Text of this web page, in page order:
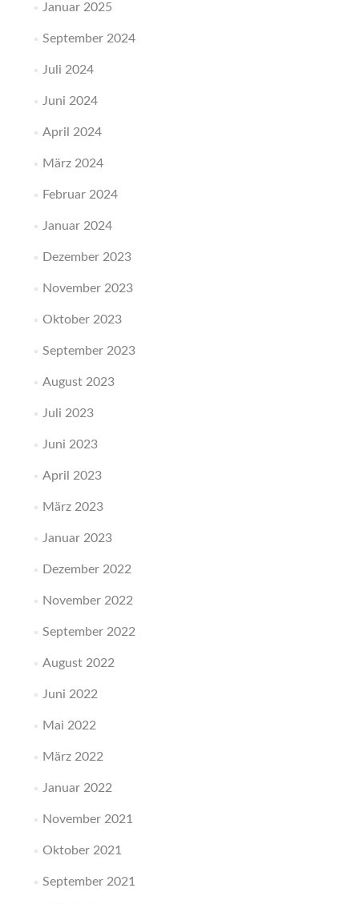
Januar 2025
September 2024
Juli 2024
Juni 2024
April 2024
März 2024
Februar 2024
Januar 2024
Dezember 2023
November 2023
Oktober 2023
September 2023
August 2023
Juli 2023
Juni 2023
April 2023
März 2023
Januar 2023
Dezember 2022
November 2022
September 2022
August 2022
Juni 2022
Mai 2022
März 2022
Januar 2022
November 2021
Oktober 2021
September 2021